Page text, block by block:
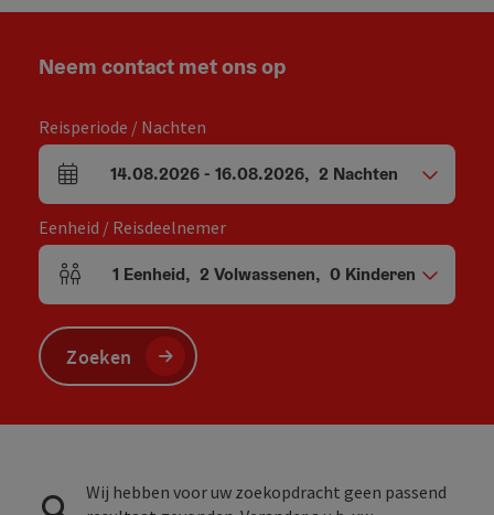
Neem contact met ons op
Reisperiode / Nachten
Velden voor aankomst en vertrek
14.08.2026- 16.08.2026, 2 Nachten
Eenheid / Reisdeelnemer
Aantal eenheden en persoonsvelden
1 Eenheid, 2 Volwassenen, 0 Kinderen
Zoeken
Wij hebben voor uw zoekopdracht geen passend